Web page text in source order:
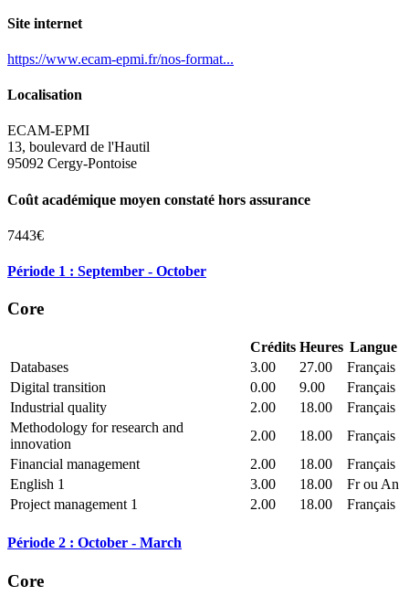
Site internet
https://www.ecam-epmi.fr/nos-format...
Localisation
ECAM-EPMI
13, boulevard de l'Hautil
95092 Cergy-Pontoise
Coût académique moyen constaté hors assurance
7443€
Période 1 : September - October
Core
Crédits Heures Langue
Databases
3.00 27.00
Français
Digital transition
0.00 9.00
Français
Industrial quality
2.00 18.00
Français
Methodology for research and
innovation
2.00 18.00
Français
Financial management
2.00 18.00
Français
English 1
3.00 18.00
Fr ou An
Project management 1
2.00 18.00 Français
Période 2 : October - March
Core